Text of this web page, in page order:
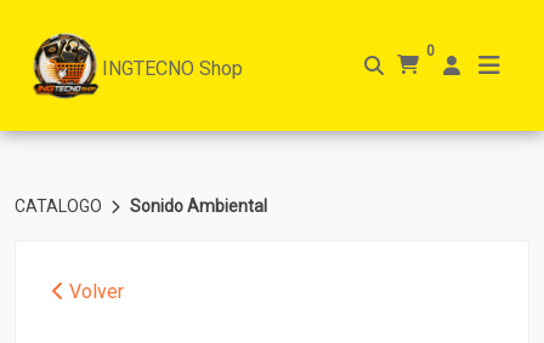
INGTECNO Shop
0
CATALOGO Sonido Ambiental
Volver